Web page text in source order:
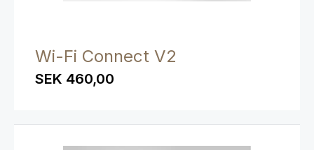
Wi-Fi Connect V2
SEK 460,00